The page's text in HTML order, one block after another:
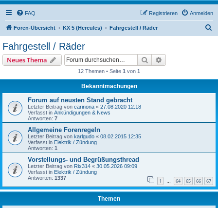
FAQ Anmelden
Registrieren
Foren-Übersicht KX 5 (Hercules) Fahrgestell / Räder
Fahrgestell / Räder
Neues Thema Suche
12 Themen • Seite 1 von 1
Bekanntmachungen
Forum auf neusten Stand gebracht
Letzter Beitrag von carinona « 27.08.2020 12:18
Verfasst in Ankündigungen & News
Antworten: 7
Allgemeine Forenregeln
Letzter Beitrag von karlgudo « 08.02.2015 12:35
Verfasst in Elektrik / Zündung
Antworten: 1
Vorstellungs- und Begrüßungsthread
Letzter Beitrag von Rix314 « 30.05.2026 09:09
Verfasst in Elektrik / Zündung
Antworten: 1337 1 … 64 65 66 67
Themen